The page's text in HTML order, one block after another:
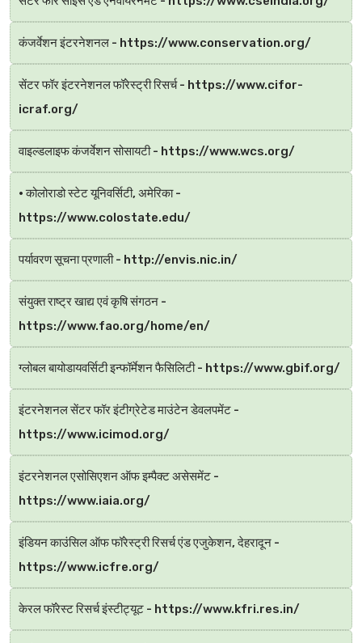
कंजर्वेशन इंटरनेशनल - https://www.conservation.org/
सेंटर फॉर इंटरनेशनल फॉरेस्ट्री रिसर्च - https://www.cifor-
icraf.org/
वाइल्डलाइफ कंजर्वेशन सोसायटी - https://www.wcs.org/
• कोलोराडो स्टेट यूनिवर्सिटी, अमेरिका -
https://www.colostate.edu/
पर्यावरण सूचना प्रणाली - http://envis.nic.in/
संयुक्त राष्ट्र खाद्य एवं कृषि संगठन -
https://www.fao.org/home/en/
ग्लोबल बायोडायवर्सिटी इन्फॉर्मेशन फैसिलिटी - https://www.gbif.org/
इंटरनेशनल सेंटर फॉर इंटीग्रेटेड माउंटेन डेवलपमेंट -
https://www.icimod.org/
इंटरनेशनल एसोसिएशन ऑफ इम्पैक्ट असेसमेंट -
https://www.iaia.org/
इंडियन काउंसिल ऑफ फॉरेस्ट्री रिसर्च एंड एजुकेशन, देहरादून -
https://www.icfre.org/
केरल फॉरेस्ट रिसर्च इंस्टीट्यूट - https://www.kfri.res.in/